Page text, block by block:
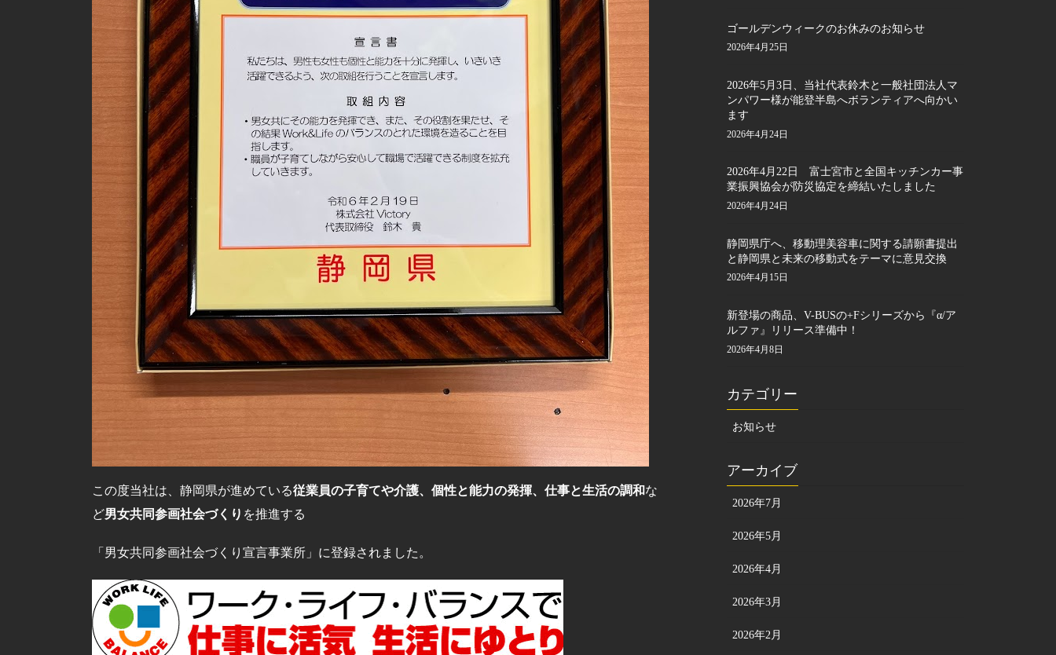
この度当社は、静岡県が進めている従業員の子育てや介護、個性と能力の発揮、仕事と生活の調和な
ど男女共同参画社会づくり を推進する
「男女共同参画社会づくり宣言事業所」に登録されました。
ゴールデンウィークのお休みのお知らせ
2026年4月25日
2026年5月3日、当社代表鈴木と一般社団法人マ
ンパワー様が能登半島へボランティアへ向かい
ます
2026年4月24日
2026年4月22日 富士宮市と全国キッチンカー事
業振興協会が防災協定を締結いたしました
2026年4月24日
静岡県庁へ、移動理美容車に関する請願書提出
と静岡県と未来の移動式をテーマに意見交換
2026年4月15日
新登場の商品、V-BUSの+Fシリーズから『α/ア
ルファ』リリース準備中！
2026年4月8日
カテゴリー
お知らせ
アーカイブ
2026年7月
2026年5月
2026年4月
2026年3月
2026年2月